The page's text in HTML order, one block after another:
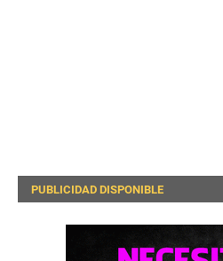
PUBLICIDAD DISPONIBLE